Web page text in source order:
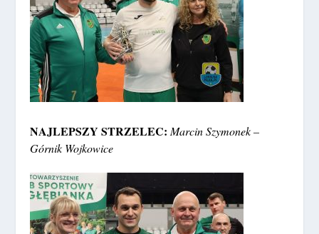
NAJLEPSZY STRZELEC: Marcin Szymonek –
Górnik Wojkowice